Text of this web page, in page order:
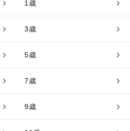
1歳
3歳
5歳
7歳
9歳